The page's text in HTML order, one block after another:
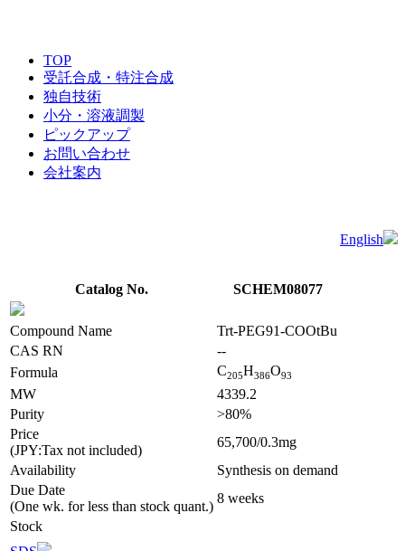
TOP
受託合成・特注合成
独自技術
小分・溶液調製
ピックアップ
お問い合わせ
会社案内
English
Catalog No. SCHEM08077
Compound Name
Trt-PEG91-COOtBu
CAS RN
--
Formula
C205H386O93
MW
4339.2
Purity
>80%
Price
(JPY:Tax not included)
65,700/0.3mg
Availability
Synthesis on demand
Due Date
(One wk. for less than stock quant.)
8 weeks
Stock